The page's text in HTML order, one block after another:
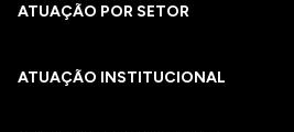
ATUAÇÃO POR SETOR
ATUAÇÃO INSTITUCIONAL